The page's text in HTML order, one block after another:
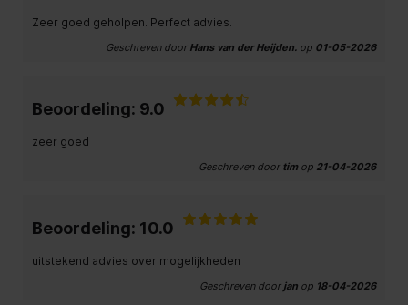
Zeer goed geholpen. Perfect advies.
Geschreven door Hans van der Heijden. op 01-05-2026
Beoordeling: 9.0
zeer goed
Geschreven door timop 21-04-2026
Beoordeling: 10.0
uitstekend advies over mogelijkheden
Geschreven door jan op 18-04-2026